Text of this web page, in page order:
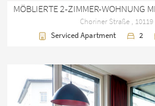
Choriner Straße ,
Serviced Apartment
2